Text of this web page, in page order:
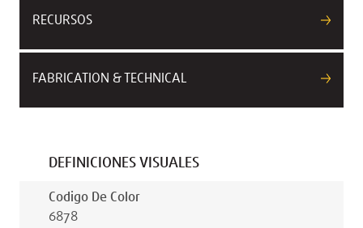
RECURSOS
FABRICATION & TECHNICAL
DEFINICIONES VISUALES
Codigo De Color
6878